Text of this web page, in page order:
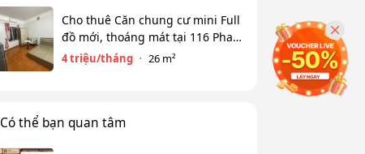
Cho thuê Căn chung cư mini Full
đồ mới, thoáng mát tại 116 Phan
Kế Bính, Ba Đình. Chỉ 4 tr
4 triệu/tháng 26 m²
Có thể bạn quan tâm